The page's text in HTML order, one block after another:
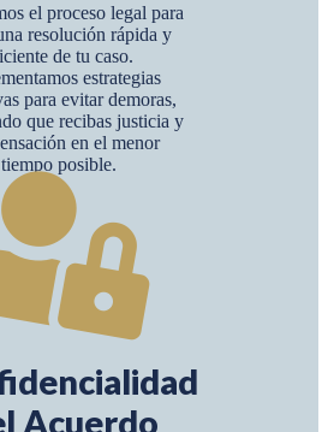
el proceso legal para
resolución rápida y
de tu caso.
estrategias
para evitar demoras,
que recibas justicia y
en el menor
tiempo posible.
Acuerdo